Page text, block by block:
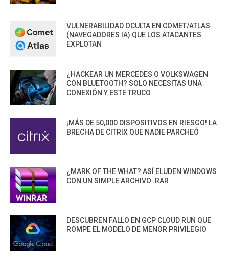
VULNERABILIDAD OCULTA EN COMET/ATLAS
(NAVEGADORES IA) QUE LOS ATACANTES
EXPLOTAN
¿HACKEAR UN MERCEDES O VOLKSWAGEN
CON BLUETOOTH? SOLO NECESITAS UNA
CONEXIÓN Y ESTE TRUCO
¡MÁS DE 50,000 DISPOSITIVOS EN RIESGO! LA
BRECHA DE CITRIX QUE NADIE PARCHEÓ
¿MARK OF THE WHAT? ASÍ ELUDEN WINDOWS
CON UN SIMPLE ARCHIVO .RAR
DESCUBREN FALLO EN GCP CLOUD RUN QUE
ROMPE EL MODELO DE MENOR PRIVILEGIO